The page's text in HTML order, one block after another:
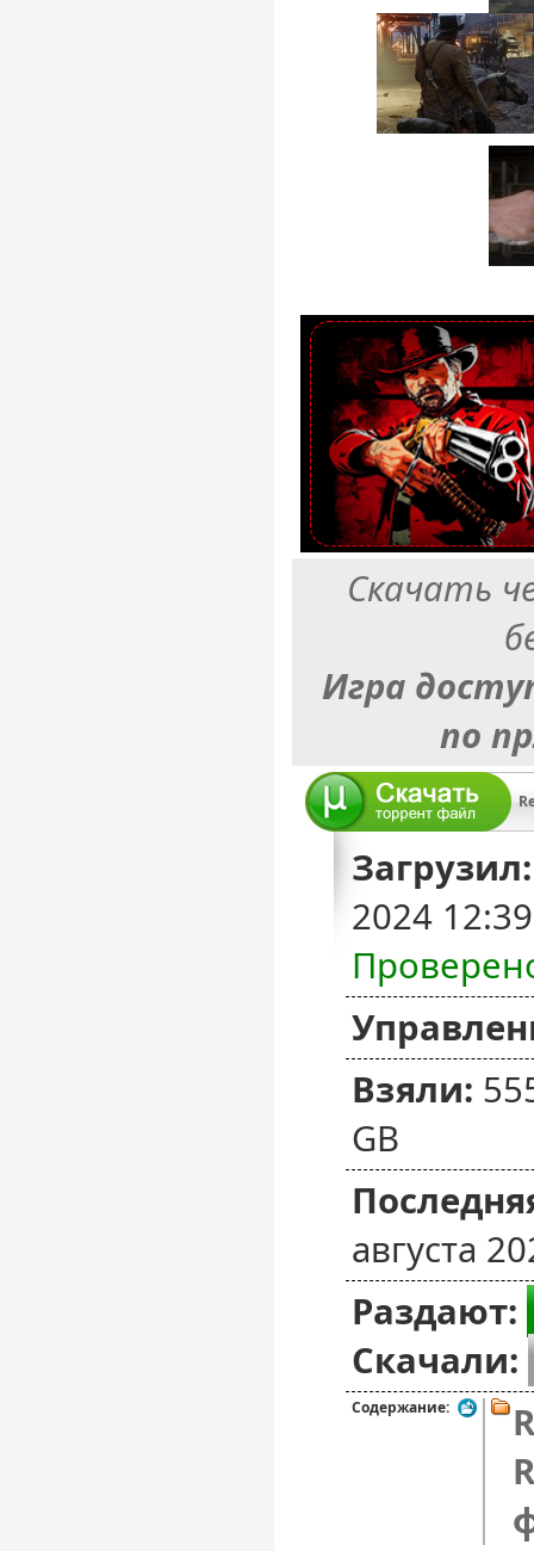
Скачать
Игра
по
Загрузил:
2024
Взяли:
GB
августа
Раздают:
Скачали:
Содержание: